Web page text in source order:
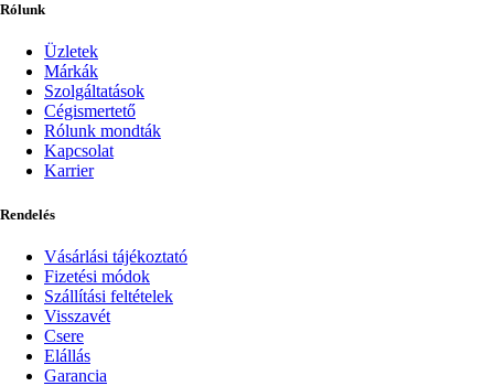
Rólunk
Üzletek
Márkák
Szolgáltatások
Cégismertető
Rólunk mondták
Kapcsolat
Karrier
Rendelés
Vásárlási tájékoztató
Fizetési módok
Szállítási feltételek
Visszavét
Csere
Elállás
Garancia